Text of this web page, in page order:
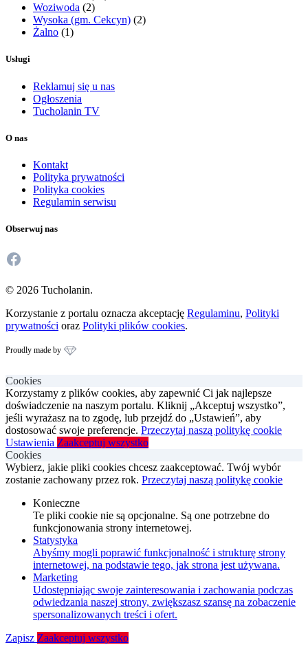
Woziwoda (2)
Wysoka (gm. Cekcyn) (2)
Żalno (1)
Usługi
Reklamuj się u nas
Ogłoszenia
Tucholanin TV
O nas
Kontakt
Polityka prywatności
Polityka cookies
Regulamin serwisu
Obserwuj nas
Facebook
© 2026 Tucholanin.
Korzystanie z portalu oznacza akceptację Regulaminu, Polityki
prywatności oraz Polityki plików cookies.
Proudly made by
Cookies
Korzystamy z plików cookies, aby zapewnić Ci jak najlepsze
doświadczenie na naszym portalu. Kliknij „Akceptuj wszystko”,
jeśli wyrażasz na to zgodę, lub przejdź do „Ustawień”, aby
dostosować swoje preferencje. Przeczytaj naszą politykę cookie
Ustawienia Zaakceptuj wszystko
Cookies
Wybierz, jakie pliki cookies chcesz zaakceptować. Twój wybór
zostanie zachowany przez rok. Przeczytaj naszą politykę cookie
Konieczne
Te pliki cookie nie są opcjonalne. Są one potrzebne do
funkcjonowania strony internetowej.
Statystyka
Abyśmy mogli poprawić funkcjonalność i strukturę strony
internetowej, na podstawie tego, jak strona jest używana.
Marketing
Udostępniając swoje zainteresowania i zachowania podczas
odwiedzania naszej strony, zwiększasz szansę na zobaczenie
spersonalizowanych treści i ofert.
Zapisz Zaakceptuj wszystko